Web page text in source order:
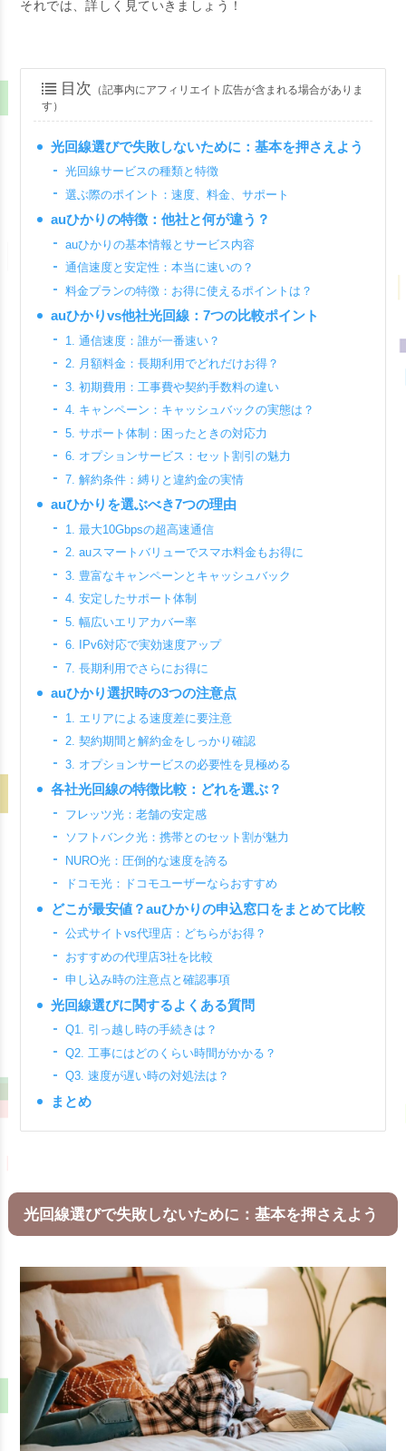
それでは、詳しく見ていきましょう！
目次 （記事内にアフィリエイト広告が含まれる場合がありま
す）
光回線選びで失敗しないために：基本を押さえよう
光回線サービスの種類と特徴
選ぶ際のポイント：速度、料金、サポート
auひかりの特徴：他社と何が違う？
auひかりの基本情報とサービス内容
通信速度と安定性：本当に速いの？
料金プランの特徴：お得に使えるポイントは？
auひかりvs他社光回線：7つの比較ポイント
1. 通信速度：誰が一番速い？
2. 月額料金：長期利用でどれだけお得？
3. 初期費用：工事費や契約手数料の違い
4. キャンペーン：キャッシュバックの実態は？
5. サポート体制：困ったときの対応力
6. オプションサービス：セット割引の魅力
7. 解約条件：縛りと違約金の実情
auひかりを選ぶべき7つの理由
1. 最大10Gbpsの超高速通信
2. auスマートバリューでスマホ料金もお得に
3. 豊富なキャンペーンとキャッシュバック
4. 安定したサポート体制
5. 幅広いエリアカバー率
6. IPv6対応で実効速度アップ
7. 長期利用でさらにお得に
auひかり選択時の3つの注意点
1. エリアによる速度差に要注意
2. 契約期間と解約金をしっかり確認
3. オプションサービスの必要性を見極める
各社光回線の特徴比較：どれを選ぶ？
フレッツ光：老舗の安定感
ソフトバンク光：携帯とのセット割が魅力
NURO光：圧倒的な速度を誇る
ドコモ光：ドコモユーザーならおすすめ
どこが最安値？auひかりの申込窓口をまとめて比較
公式サイトvs代理店：どちらがお得？
おすすめの代理店3社を比較
申し込み時の注意点と確認事項
光回線選びに関するよくある質問
Q1. 引っ越し時の手続きは？
Q2. 工事にはどのくらい時間がかかる？
Q3. 速度が遅い時の対処法は？
まとめ
光回線選びで失敗しないために：基本を押さえよう